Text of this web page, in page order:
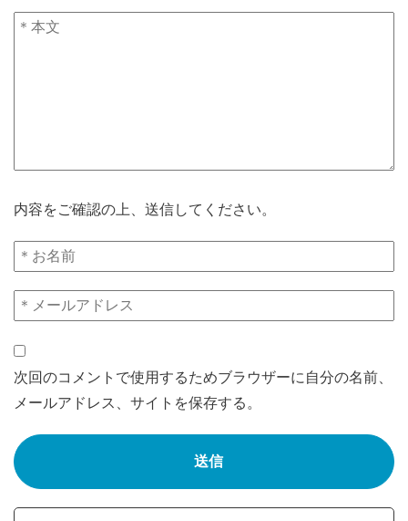
内容をご確認の上、送信してください。
次回のコメントで使用するためブラウザーに自分の名前、
メールアドレス、サイトを保存する。